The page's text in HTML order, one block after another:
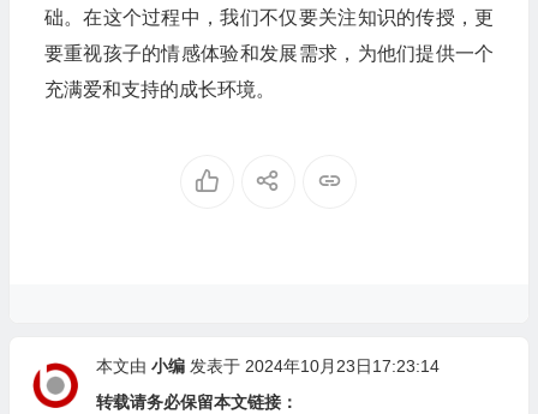
础。在这个过程中，我们不仅要关注知识的传授，更
要重视孩子的情感体验和发展需求，为他们提供一个
充满爱和支持的成长环境。
本文由 小编发表于 2024年10月23日17:23:14
转载请务必保留本文链接：